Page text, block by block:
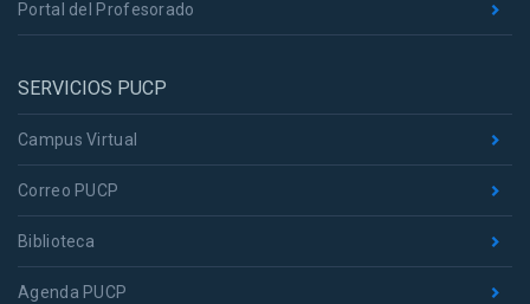
Portal del Profesorado
SERVICIOS PUCP
Campus Virtual
Correo PUCP
Biblioteca
Agenda PUCP